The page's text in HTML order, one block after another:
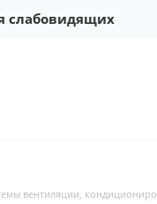
слабовидящих
вентиляции,